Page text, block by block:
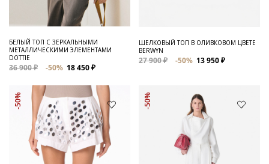
БЕЛЫЙ ТОП С ЗЕРКАЛЬНЫМИ
МЕТАЛЛИЧЕСКИМИ ЭЛЕМЕНТАМИ
DOTTIE
36 900 ₽ -50% 18 450 ₽
ШЕЛКОВЫЙ ТОП В ОЛИВКОВОМ ЦВЕТЕ
BERWYN
27 900 ₽ -50% 13 950 ₽
-50% -50%